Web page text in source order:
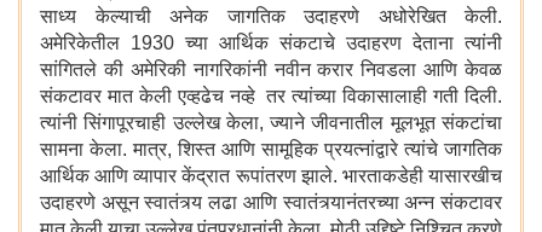
साध्य केल्याची अनेक जागतिक उदाहरणे अधोरेखित केली.
अमेरिकेतील 1930 च्या आर्थिक संकटाचे उदाहरण देताना त्यांनी
सांगितले की अमेरिकी नागरिकांनी नवीन करार निवडला आणि केवळ
संकटावर मात केली एव्हढेच नव्हे तर त्यांच्या विकासालाही गती दिली.
त्यांनी सिंगापूरचाही उल्लेख केला, ज्याने जीवनातील मूलभूत संकटांचा
सामना केला. मात्र, शिस्त आणि सामूहिक प्रयत्नांद्वारे त्यांचे जागतिक
आर्थिक आणि व्यापार केंद्रात रूपांतरण झाले. भारताकडेही यासारखीच
उदाहरणे असून स्वातंत्र्य लढा आणि स्वातंत्र्यानंतरच्या अन्न संकटावर